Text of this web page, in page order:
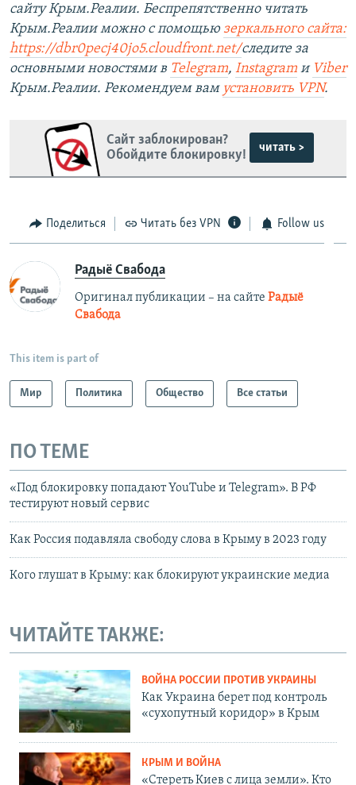
сайту Крым.Реалии. Беспрепятственно читать
Крым.Реалии можно с помощью зеркального сайта:
https://dbr0pecj40jo5.cloudfront.net/следите за
основными новостями в Telegram, Instagram и Viber
Крым.Реалии. Рекомендуем вам установить VPN.
Сайт заблокирован?
Обойдите блокировку!
читать >
Поделиться Читать без VPN Follow us
Радыё Свабода
Оригинал публикации – на сайте Радыё
Свабода
This item is part of
Мир Политика Общество Все статьи
ПО ТЕМЕ
«Под блокировку попадают YouTube и Telegram». В РФ
тестируют новый сервис
Как Россия подавляла свободу слова в Крыму в 2023 году
Кого глушат в Крыму: как блокируют украинские медиа
ЧИТАЙТЕ ТАКЖЕ:
ВОЙНА РОССИИ ПРОТИВ УКРАИНЫ
Как Украина берет под контроль
«сухопутный коридор» в Крым
КРЫМ И ВОЙНА
«Стереть Киев с лица земли». Кто